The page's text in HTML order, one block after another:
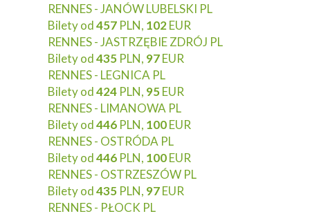
RENNES - JANÓW LUBELSKI PL
Bilety od457 PLN, 102EUR
RENNES - JASTRZĘBIE ZDRÓJ PL
Bilety od435 PLN, 97EUR
RENNES - LEGNICA PL
Bilety od424 PLN, 95EUR
RENNES - LIMANOWA PL
Bilety od446 PLN, 100EUR
RENNES - OSTRÓDA PL
Bilety od446 PLN, 100EUR
RENNES - OSTRZESZÓW PL
Bilety od435 PLN, 97EUR
RENNES - PŁOCK PL